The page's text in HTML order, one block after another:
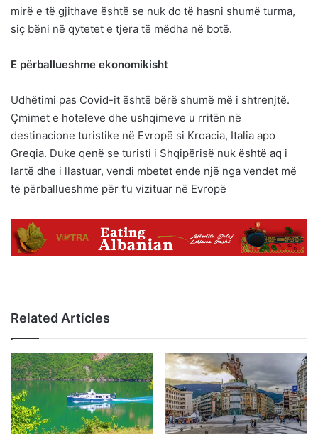
mirë e të gjithave është se nuk do të hasni shumë turma,
siç bëni në qytetet e tjera të mëdha në botë.
E përballueshme ekonomikisht
Udhëtimi pas Covid-it është bërë shumë më i shtrenjtë.
Çmimet e hoteleve dhe ushqimeve u rritën në
destinacione turistike në Evropë si Kroacia, Italia apo
Greqia. Duke qenë se turisti i Shqipërisë nuk është aq i
lartë dhe i llastuar, vendi mbetet ende një nga vendet më
të përballueshme për t’u vizituar në Evropë
Related Articles